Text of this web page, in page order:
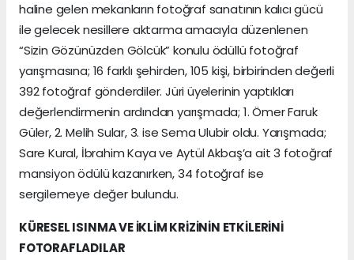
haline gelen mekanların fotoğraf sanatının kalıcı gücü
ile gelecek nesillere aktarma amacıyla düzenlenen
“Sizin Gözünüzden Gölcük” konulu ödüllü fotoğraf
yarışmasına; 16 farklı şehirden, 105 kişi, birbirinden değerli
392 fotoğraf gönderdiler. Jüri üyelerinin yaptıkları
değerlendirmenin ardından yarışmada; 1. Ömer Faruk
Güler, 2. Melih Sular, 3. ise Sema Ulubir oldu. Yarışmada;
Sare Kural, İbrahim Kaya ve Aytül Akbaş’a ait 3 fotoğraf
mansiyon ödülü kazanırken, 34 fotoğraf ise
sergilemeye değer bulundu.
KÜRESEL ISINMA VE İKLİM KRİZİNİN ETKİLERİNİ
FOTORAFLADILAR